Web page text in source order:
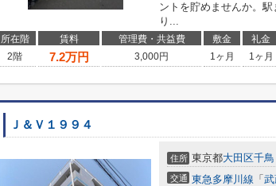
ントを貯めませんか。
り...
所在階 賃料 管理費・共益費 敷金 礼金
2階
7.2万円 3,000円 1ヶ月 1ヶ月
Ｊ＆Ｖ１９９４
住所 東京都大田区千鳥
交通 東急多摩川線 「 武